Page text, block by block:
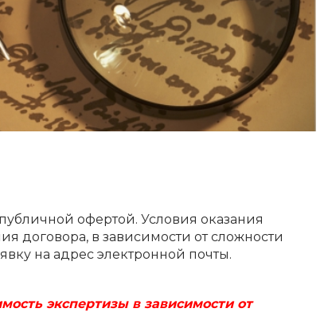
офертой. Условия оказания
договора, в зависимости от сложности
на адрес электронной почты.
экспертизы в зависимости от